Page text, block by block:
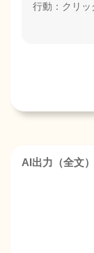
行動：クリッ
AI出力（全文）